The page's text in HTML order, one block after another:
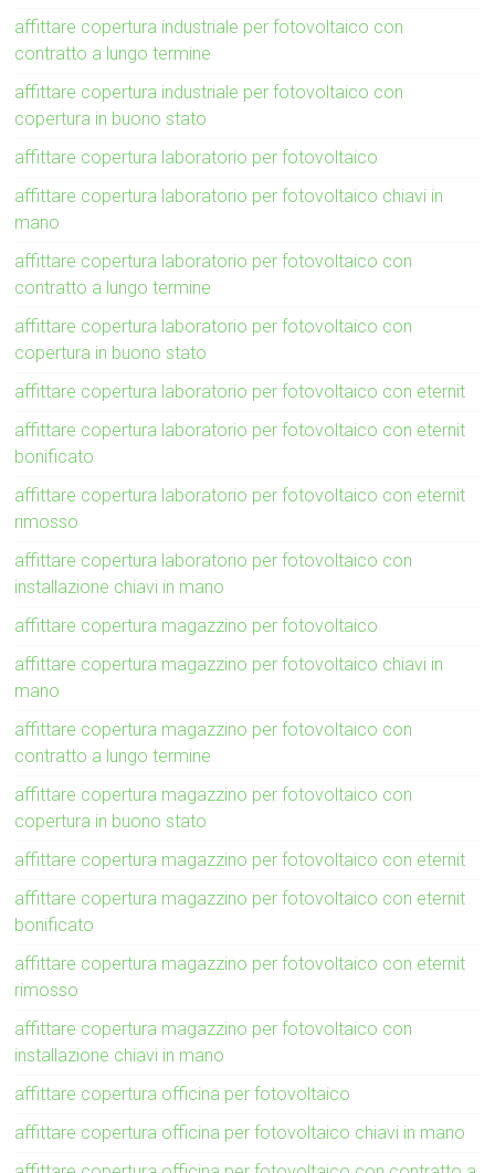
affittare copertura industriale per fotovoltaico con
contratto a lungo termine
affittare copertura industriale per fotovoltaico con
copertura in buono stato
affittare copertura laboratorio per fotovoltaico
affittare copertura laboratorio per fotovoltaico chiavi in
mano
affittare copertura laboratorio per fotovoltaico con
contratto a lungo termine
affittare copertura laboratorio per fotovoltaico con
copertura in buono stato
affittare copertura laboratorio per fotovoltaico con eternit
affittare copertura laboratorio per fotovoltaico con eternit
bonificato
affittare copertura laboratorio per fotovoltaico con eternit
rimosso
affittare copertura laboratorio per fotovoltaico con
installazione chiavi in mano
affittare copertura magazzino per fotovoltaico
affittare copertura magazzino per fotovoltaico chiavi in
mano
affittare copertura magazzino per fotovoltaico con
contratto a lungo termine
affittare copertura magazzino per fotovoltaico con
copertura in buono stato
affittare copertura magazzino per fotovoltaico con eternit
affittare copertura magazzino per fotovoltaico con eternit
bonificato
affittare copertura magazzino per fotovoltaico con eternit
rimosso
affittare copertura magazzino per fotovoltaico con
installazione chiavi in mano
affittare copertura officina per fotovoltaico
affittare copertura officina per fotovoltaico chiavi in mano